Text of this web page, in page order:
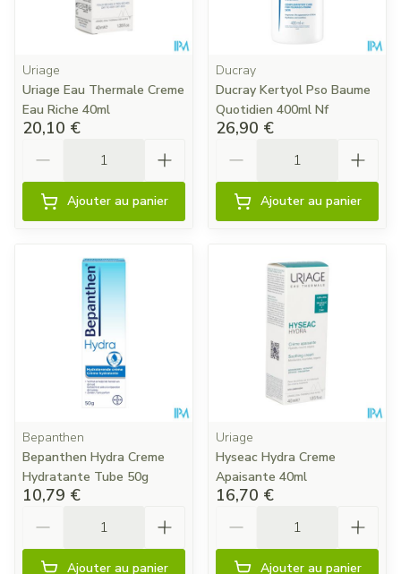
Uriage
Uriage Eau Thermale Creme
Eau Riche 40ml
20,10 €
Ajouter au panier
Ducray
Ducray Kertyol Pso Baume
Quotidien 400ml Nf
26,90 €
Ajouter au panier
Bepanthen
Bepanthen Hydra Creme
Hydratante Tube 50g
10,79 €
Ajouter au panier
Uriage
Hyseac Hydra Creme
Apaisante 40ml
16,70 €
Ajouter au panier